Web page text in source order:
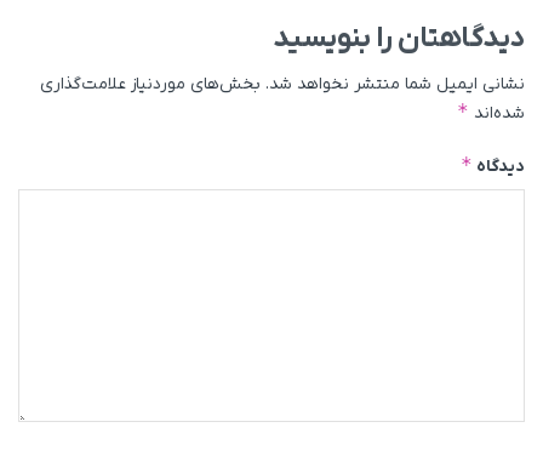
دیدگاهتان را بنویسید
نشانی ایمیل شما منتشر نخواهد شد. بخش‌های موردنیاز علامت‌گذاری
شده‌اند *
دیدگاه *